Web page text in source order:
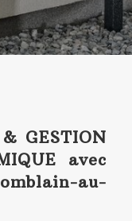
GESTION
avec
au-